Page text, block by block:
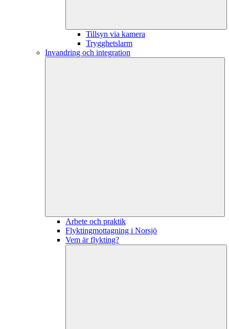
Tillsyn via kamera
Trygghetslarm
Invandring och integration
Arbete och praktik
Flyktingmottagning i Norsjö
Vem är flykting?